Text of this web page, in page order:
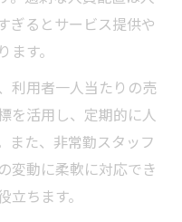
ぎるとサービス提供や
す。
利用者一人当たりの売
を活用し、定期的に人
また、非常勤スタッフ
変動に柔軟に対応でき
ちます。